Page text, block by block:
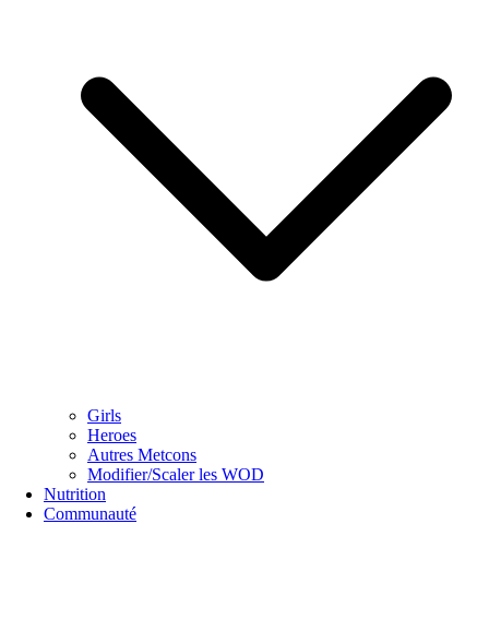
Girls
Heroes
Autres Metcons
Modifier/Scaler les WOD
Nutrition
Communauté